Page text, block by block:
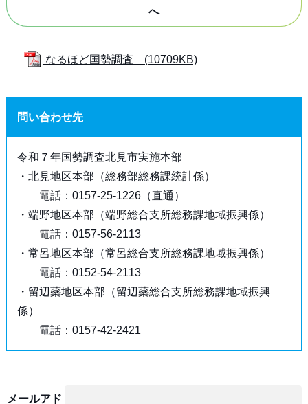
へ
なるほど国勢調査 (10709KB)
問い合わせ先
令和７年国勢調査北見市実施本部
・北見地区本部（総務部総務課統計係）
電話：0157-25-1226（直通）
・端野地区本部（端野総合支所総務課地域振興係）
電話：0157-56-2113
・常呂地区本部（常呂総合支所総務課地域振興係）
電話：0152-54-2113
・留辺蘂地区本部（留辺蘂総合支所総務課地域振興
係）
電話：0157-42-2421
メールアド